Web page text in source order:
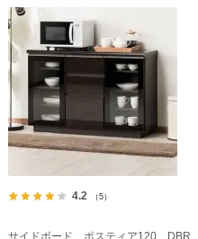
4.2 （5）
サイドボード ポスティア120 DBR